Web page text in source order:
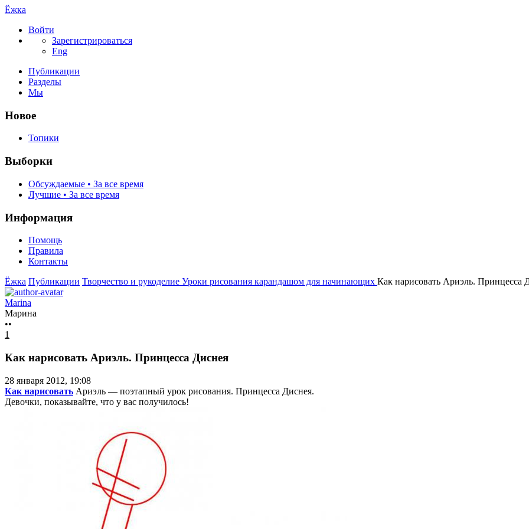
Ёжка
Войти
Зарегистрироваться
Eng
Публикации
Разделы
Мы
Новое
Топики
Выборки
Обсуждаемые • За все время
Лучшие • За все время
Информация
Помощь
Правила
Контакты
Ёжка Публикации Творчество и рукоделие Уроки рисования карандашом для начинающих Как нарисовать Ариэль. Принцесса
Marina
Марина
••
1
Как нарисовать Ариэль. Принцесса Диснея
28 января 2012, 19:08
Как нарисовать Ариэль — поэтапный урок рисования. Принцесса Диснея.
Девочки, показывайте, что у вас получилось!